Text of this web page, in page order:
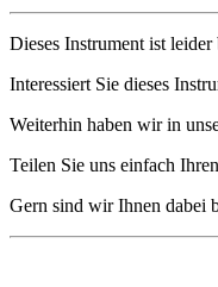
Dieses Instrument ist
Interessiert Sie dieses
Weiterhin haben wir in
Teilen Sie uns einfach
Gern sind wir Ihnen dabei